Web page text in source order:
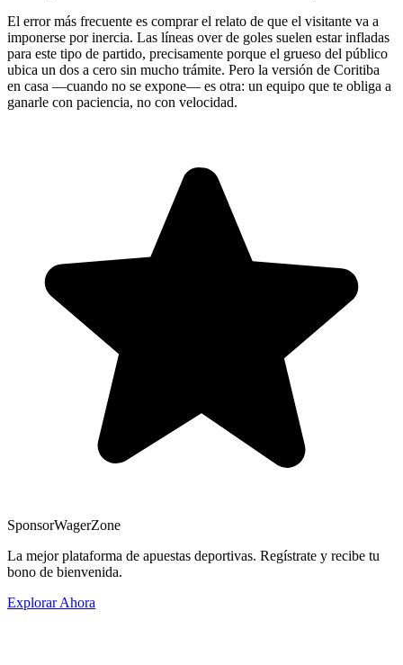
El error más frecuente es comprar el relato de que el visitante va a
imponerse por inercia. Las líneas over de goles suelen estar infladas
para este tipo de partido, precisamente porque el grueso del público
ubica un dos a cero sin mucho trámite. Pero la versión de Coritiba
en casa —cuando no se expone— es otra: un equipo que te obliga a
ganarle con paciencia, no con velocidad.
SponsorWagerZone
La mejor plataforma de apuestas deportivas. Regístrate y recibe tu
bono de bienvenida.
Explorar Ahora